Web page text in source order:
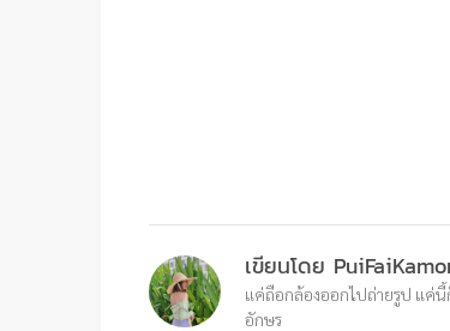
เขียนโดย
แค่ถือกล้องออกไปถ่ายรูป แค่
อักษร